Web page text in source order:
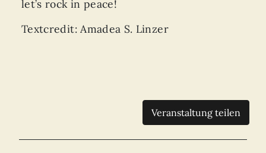
let’s rock in peace!
Textcredit: Amadea S. Linzer
Veranstaltung teilen